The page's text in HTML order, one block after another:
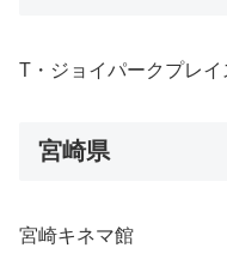
T・ジョイパークプレイ
宮崎県
宮崎キネマ館